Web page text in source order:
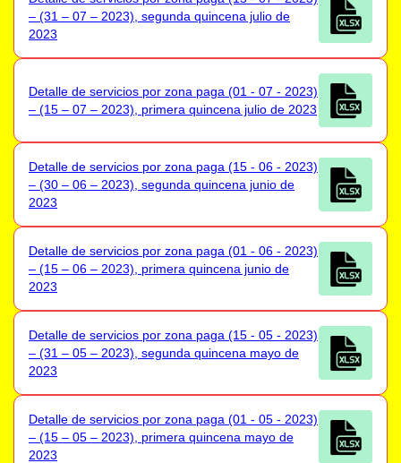
– (31 – 07 – 2023), segunda quincena julio de
2023
Detalle de servicios por zona paga (01 - 07 - 2023)
– (15 – 07 – 2023), primera quincena julio de 2023
Detalle de servicios por zona paga (15 - 06 - 2023)
– (30 – 06 – 2023), segunda quincena junio de
2023
Detalle de servicios por zona paga (01 - 06 - 2023)
– (15 – 06 – 2023), primera quincena junio de
2023
Detalle de servicios por zona paga (15 - 05 - 2023)
– (31 – 05 – 2023), segunda quincena mayo de
2023
Detalle de servicios por zona paga (01 - 05 - 2023)
– (15 – 05 – 2023), primera quincena mayo de
2023